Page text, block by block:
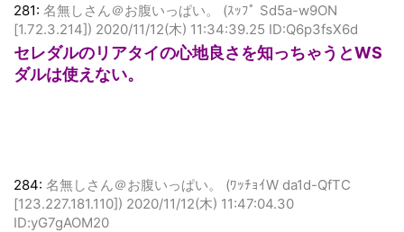
281: 名無しさん＠お腹いっぱい。 (ｽｯﾌﾟ Sd5a-w9ON
[1.72.3.214]) 2020/11/12(木) 11:34:39.25 ID:Q6p3fsX6d
セレダルのリアタイの心地良さを知っちゃうとWS
ダルは使えない。
284: 名無しさん＠お腹いっぱい。 (ﾜｯﾁｮｲW da1d-QfTC
[123.227.181.110]) 2020/11/12(木) 11:47:04.30
ID:yG7gAOM20